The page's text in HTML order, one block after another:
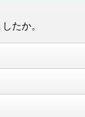
たか。